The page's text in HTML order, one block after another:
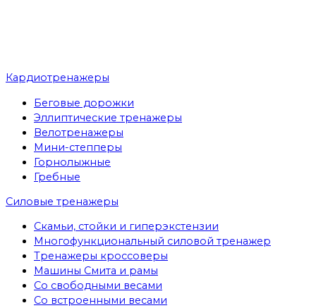
Кардиотренажеры
Беговые дорожки
Эллиптические тренажеры
Велотренажеры
Мини-степперы
Горнолыжные
Гребные
Cиловые тренажеры
Скамьи, стойки и гиперэкстензии
Многофункциональный силовой тренажер
Тренажеры кроссоверы
Машины Смита и рамы
Со свободными весами
Со встроенными весами